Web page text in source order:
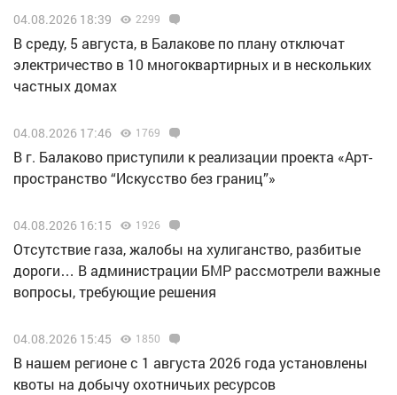
04.08.2026 18:39 2299
В среду, 5 августа, в Балакове по плану отключат
электричество в 10 многоквартирных и в нескольких
частных домах
04.08.2026 17:46 1769
В г. Балаково приступили к реализации проекта «Арт-
пространство “Искусство без границ”»
04.08.2026 16:15 1926
Отсутствие газа, жалобы на хулиганство, разбитые
дороги… В администрации БМР рассмотрели важные
вопросы, требующие решения
04.08.2026 15:45 1850
В нашем регионе с 1 августа 2026 года установлены
квоты на добычу охотничьих ресурсов